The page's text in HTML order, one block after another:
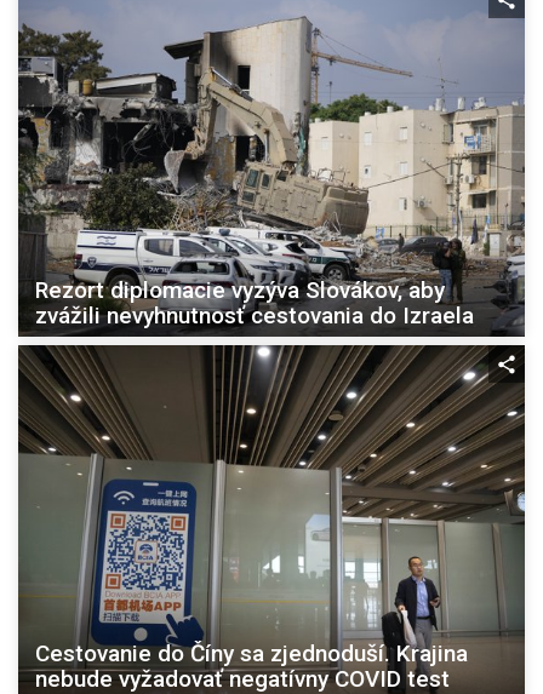
Rezort diplomacie vyzýva Slovákov, aby
zvážili nevyhnutnosť cestovania do Izraela
Cestovanie do Číny sa zjednoduší. Krajina
nebude vyžadovať negatívny COVID test